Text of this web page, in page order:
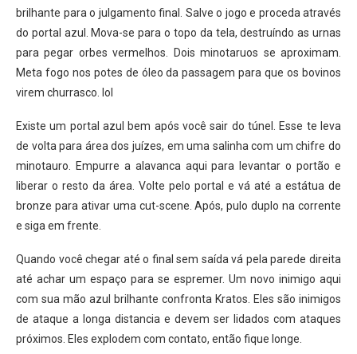
brilhante para o julgamento final. Salve o jogo e proceda através
do portal azul. Mova-se para o topo da tela, destruíndo as urnas
para pegar orbes vermelhos. Dois minotaruos se aproximam.
Meta fogo nos potes de óleo da passagem para que os bovinos
virem churrasco. lol
Existe um portal azul bem após você sair do túnel. Esse te leva
de volta para área dos juízes, em uma salinha com um chifre do
minotauro. Empurre a alavanca aqui para levantar o portão e
liberar o resto da área. Volte pelo portal e vá até a estátua de
bronze para ativar uma cut-scene. Após, pulo duplo na corrente
e siga em frente.
Quando você chegar até o final sem saída vá pela parede direita
até achar um espaço para se espremer. Um novo inimigo aqui
com sua mão azul brilhante confronta Kratos. Eles são inimigos
de ataque a longa distancia e devem ser lidados com ataques
próximos. Eles explodem com contato, então fique longe.